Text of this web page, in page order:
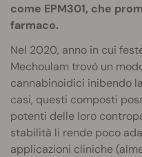
come EPM301, che
farmaco.
Nel 2020, anno in cui
Mechoulam trovò un
cannabinoidici inibendo
casi, questi composti
potenti delle loro
stabilità li rende poco
applicazioni cliniche